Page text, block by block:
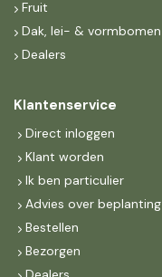
Fruit
Dak, lei- & vormbomen
Dealers
Klantenservice
Direct inloggen
Klant worden
Ik ben particulier
Advies over beplanting
Bestellen
Bezorgen